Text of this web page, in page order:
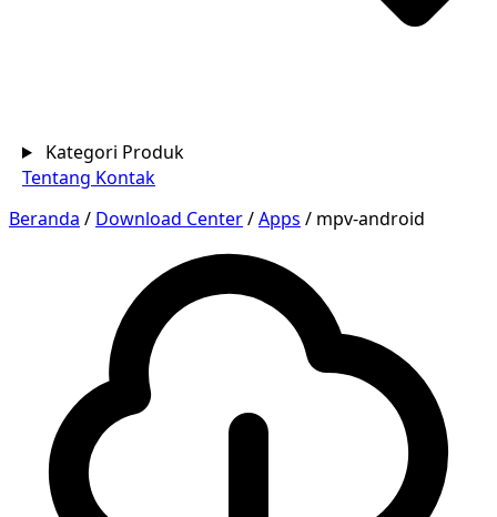
Kategori Produk
Tentang Kontak
Beranda / Download Center/Apps / mpv-android